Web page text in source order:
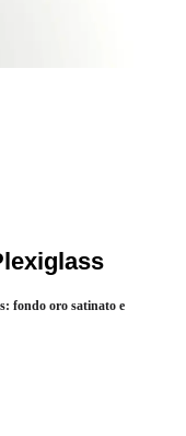
fondo oro satinato e